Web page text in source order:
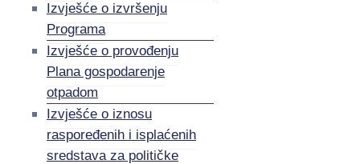
Izvješće o izvršenju
Programa
Izvješće o provođenju
Plana gospodarenje
otpadom
Izvješće o iznosu
raspoređenih i isplaćenih
sredstava za političke